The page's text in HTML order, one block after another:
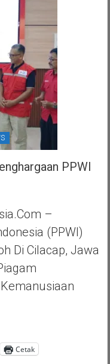
PPWI
–
(PPWI)
Di Cilacap, Jawa
Cetak